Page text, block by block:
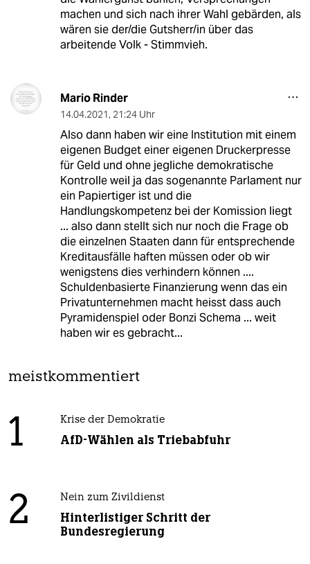
machen und sich nach ihrer Wahl gebärden, als
wären sie der/die Gutsherr/in über das
arbeitende Volk - Stimmvieh.
Mario Rinder
14.04.2021, 21:24 Uhr
Also dann haben wir eine Institution mit einem
eigenen Budget einer eigenen Druckerpresse
für Geld und ohne jegliche demokratische
Kontrolle weil ja das sogenannte Parlament nur
ein Papiertiger ist und die
Handlungskompetenz bei der Komission liegt
... also dann stellt sich nur noch die Frage ob
die einzelnen Staaten dann für entsprechende
Kreditausfälle haften müssen oder ob wir
wenigstens dies verhindern können ....
Schuldenbasierte Finanzierung wenn das ein
Privatunternehmen macht heisst dass auch
Pyramidenspiel oder Bonzi Schema ... weit
haben wir es gebracht...
meistkommentiert
1 Krise der Demokratie
AfD-Wählen als Triebabfuhr
2 Nein zum Zivildienst
Hinterlistiger Schritt der
Bundesregierung